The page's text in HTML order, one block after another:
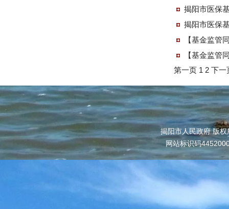
揭阳市医保
揭阳市医保
【基金监管
第一页 1 2 下
揭阳市人民政府 版
网站标识码